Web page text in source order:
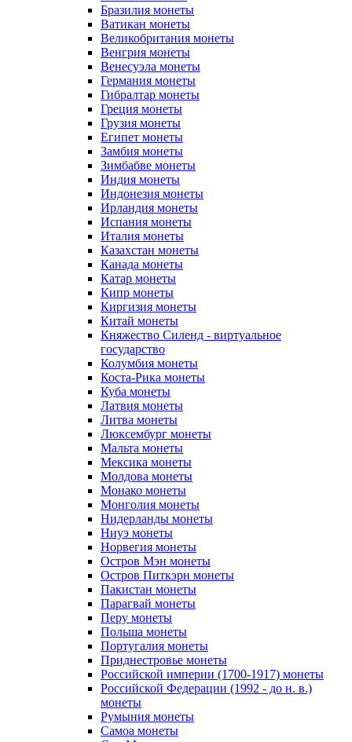
Бразилия монеты
Ватикан монеты
Великобритания монеты
Венгрия монеты
Венесуэла монеты
Германия монеты
Гибралтар монеты
Греция монеты
Грузия монеты
Египет монеты
Замбия монеты
Зимбабве монеты
Индия монеты
Индонезия монеты
Ирландия монеты
Испания монеты
Италия монеты
Казахстан монеты
Канада монеты
Катар монеты
Кипр монеты
Киргизия монеты
Китай монеты
Княжество Силенд - виртуальное
государство
Колумбия монеты
Коста-Рика монеты
Куба монеты
Латвия монеты
Литва монеты
Люксембург монеты
Мальта монеты
Мексика монеты
Молдова монеты
Монако монеты
Монголия монеты
Нидерланды монеты
Ниуэ монеты
Норвегия монеты
Остров Мэн монеты
Остров Питкэрн монеты
Пакистан монеты
Парагвай монеты
Перу монеты
Польша монеты
Португалия монеты
Приднестровье монеты
Российской империи (1700-1917) монеты
Российской Федерации (1992 - до н. в.)
монеты
Румыния монеты
Самоа монеты